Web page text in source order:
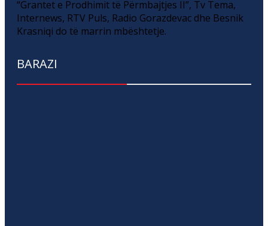
“Grantet e Prodhimit të Përmbajtjes II”, Tv Tema,
Internews, RTV Puls, Radio Gorazdevac dhe Besnik
Krasniqi do të marrin mbështetje.
BARAZI